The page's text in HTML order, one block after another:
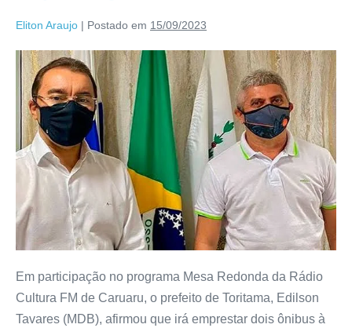
Eliton Araujo | Postado em 15/09/2023
Em participação no programa Mesa Redonda da Rádio
Cultura FM de Caruaru, o prefeito de Toritama, Edilson
Tavares (MDB), afirmou que irá emprestar dois ônibus à